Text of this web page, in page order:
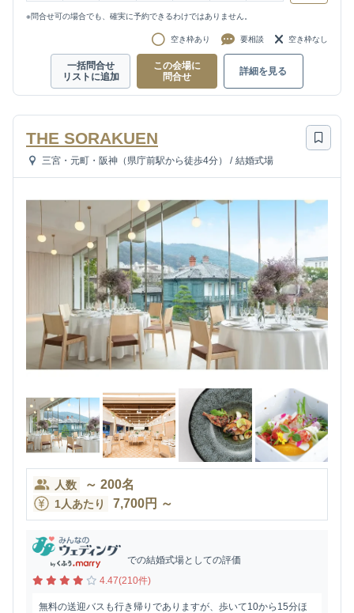
※問合せ可の場合でも、確実に予約できるわけではありません。
空き枠あり 要相談 空き枠なし
一括問合せ
リストに追加
この会場に
問合せ
詳細を見る
THE SORAKUEN
三宮・元町・阪神（県庁前駅から徒歩4分） / 結婚式場
人数 ～ 200名
1人あたり 7,700円 ～
での結婚式場としての評価
4.47(210件)
無料の送迎バスも行き帰りでありますが、歩いて10から15分ほ